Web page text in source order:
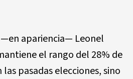
apariencia— Leonel
el rango del 28% de
pasadas elecciones, sino